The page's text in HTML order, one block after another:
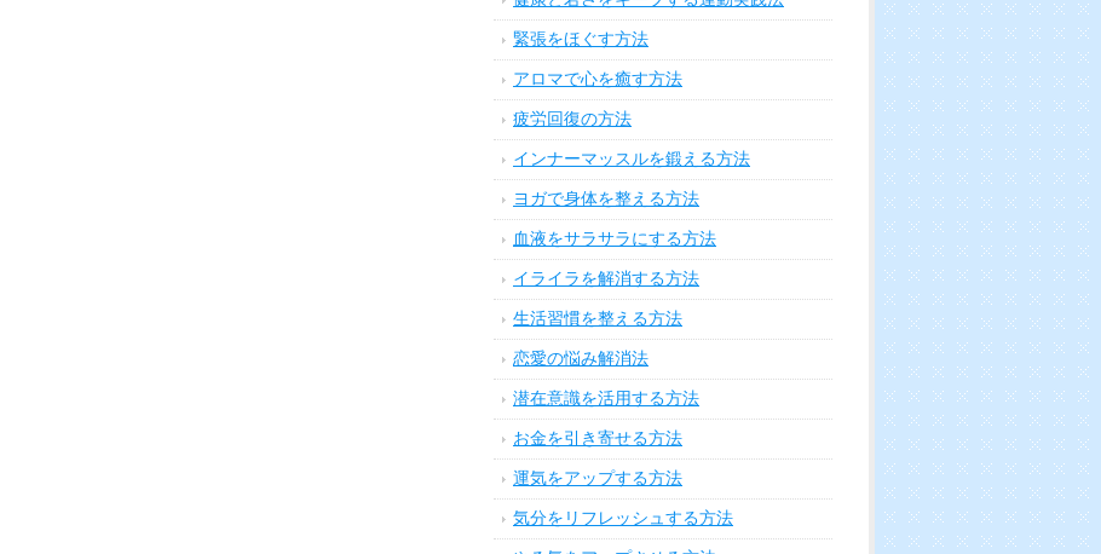
緊張をほぐす方法
アロマで心を癒す方法
疲労回復の方法
インナーマッスルを鍛える方法
ヨガで身体を整える方法
血液をサラサラにする方法
イライラを解消する方法
生活習慣を整える方法
恋愛の悩み解消法
潜在意識を活用する方法
お金を引き寄せる方法
運気をアップする方法
気分をリフレッシュする方法